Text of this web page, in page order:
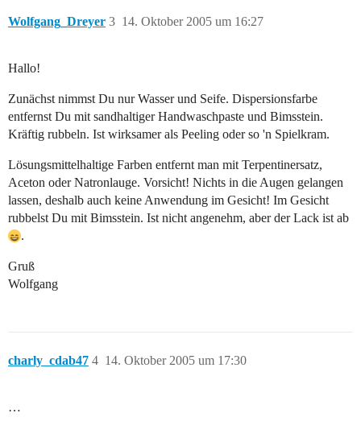
Wolfgang_Dreyer 14. Oktober 2005 um 16:27
3
Hallo!
Zunächst nimmst Du nur Wasser und Seife. Dispersionsfarbe
entfernst Du mit sandhaltiger Handwaschpaste und Bimsstein.
Kräftig rubbeln. Ist wirksamer als Peeling oder so 'n Spielkram.
Lösungsmittelhaltige Farben entfernt man mit Terpentinersatz,
Aceton oder Natronlauge. Vorsicht! Nichts in die Augen gelangen
lassen, deshalb auch keine Anwendung im Gesicht! Im Gesicht
rubbelst Du mit Bimsstein. Ist nicht angenehm, aber der Lack ist ab
.
Gruß
Wolfgang
charly_cdab47 14. Oktober 2005 um 17:30
4
…